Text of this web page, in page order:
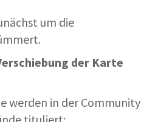
um die
der Karte
werden in der Community